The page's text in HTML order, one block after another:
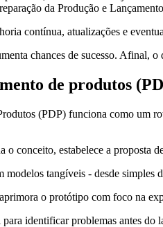
da Produção e
contínua, atualizações e
chances de sucesso. Afinal,
de produtos
(PDP) funciona como um
o conceito, estabelece a proposta
modelos tangíveis - desde
o protótipo com foco na
para identificar problemas antes do